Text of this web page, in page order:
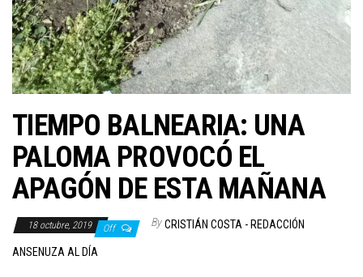
TIEMPO BALNEARIA: UNA
PALOMA PROVOCÓ EL
APAGÓN DE ESTA MAÑANA
18 octubre, 2019 Off By CRISTIÁN COSTA - REDACCIÓN
ANSENUZA AL DÍA